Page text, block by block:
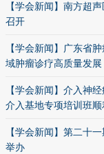
【学会新闻】南方超
召开
【学会新闻】广东省
域肿瘤诊疗高质量发展
【学会新闻】介入神
介入基地专项培训班顺
【学会新闻】第二十
举办